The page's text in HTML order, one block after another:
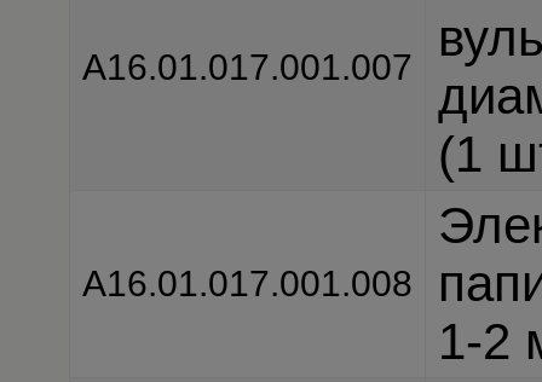
А16.01.017.001.007
(1
А16.01.017.001.008
1-2